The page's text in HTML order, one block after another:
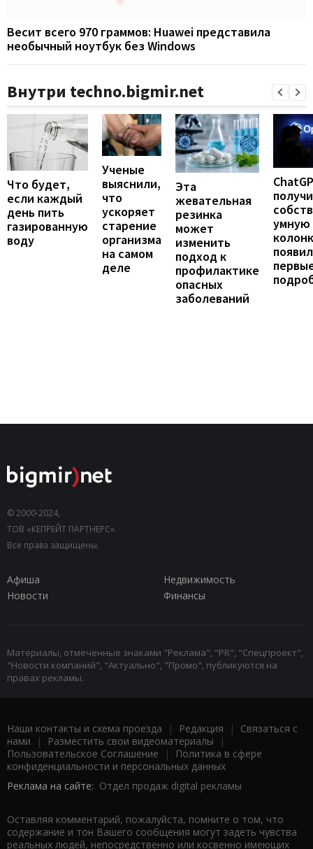
Весит всего 970 граммов: Huawei представила
необычный ноутбук без Windows
Внутри techno.bigmir.net
Что будет,
если каждый
день пить
газированную
воду
Ученые
выяснили,
что
ускоряет
старение
организма
на самом
деле
Эта
жевательная
резинка
может
изменить
подход к
профилактике
опасных
заболеваний
умную
© 2000-2024,
ТОВ «КЕПРЕЙТ ПАРТНЕРС».
Все права защищены.
Афиша
Недвижимость
Новости
Финансы
Материалы, отмеченные знаками "Реклама", "PR", "Спецпроект",
"Новости компаний", "Актуально", "Промо", публикуются на
правах рекламы.
Наши контакты и схема проезда | Редакция | Связаться с
нами | Разместить свои видеоматериалы |
Пользовательское Соглашение |
Политика в сфере
конфиденциальности и персональных данных
Реклама на сайте: Отдел продаж digital рекламы
Оставляя комментарий, пожалуйста, помните о том, что
содержание и тон Вашего сообщения могут задеть чувства
реальных людей, непосредственно или косвенно имеющих